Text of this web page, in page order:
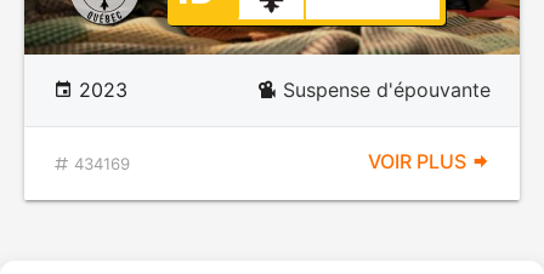
2023 Suspense d'épouvante
434169 VOIR PLUS